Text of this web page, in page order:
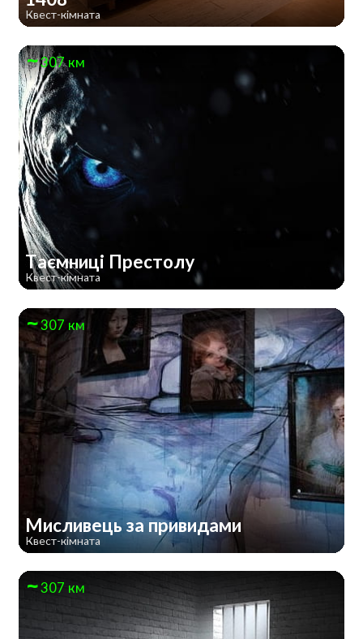
Квест-кімната
307 км
Таємниці Престолу
Квест-кімната
307 км
Мисливець за привидами
Квест-кімната
307 км